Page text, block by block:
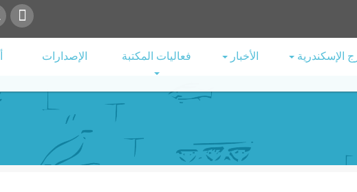
الإسكندرية الأخبار فعاليات المكتبة الإصدارات